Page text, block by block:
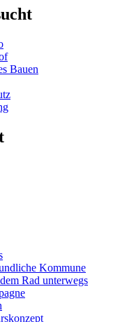
Bauen
Kommune
Rad unterwegs